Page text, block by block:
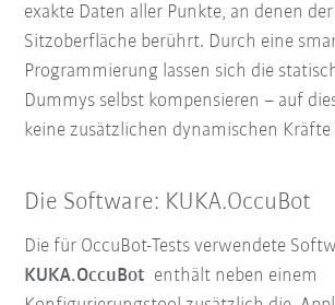
exakte Daten aller Punkte, an denen
Sitzoberfläche berührt. Durch eine
Programmierung lassen sich die
Dummys selbst kompensieren – auf
keine zusätzlichen dynamischen
Die Software: KUKA.OccuBot
Die für OccuBot-Tests verwendete
KUKA.OccuBot enthält neben einem